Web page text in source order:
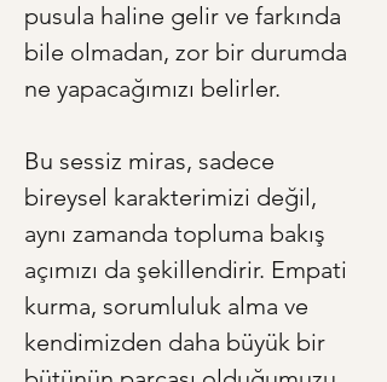
pusula haline gelir ve farkında
bile olmadan, zor bir durumda
ne yapacağımızı belirler.
Bu sessiz miras, sadece
bireysel karakterimizi değil,
aynı zamanda topluma bakış
açımızı da şekillendirir. Empati
kurma, sorumluluk alma ve
kendimizden daha büyük bir